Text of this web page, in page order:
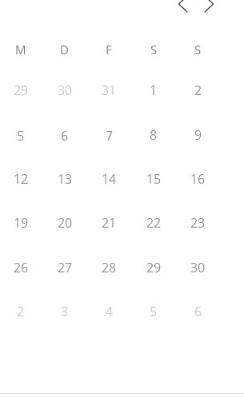
M D F S S
29 30 31 1 2
5 6 7 8 9
12 13 14 15 16
19 20 21 22 23
26 27 28 29 30
2 3 4 5 6